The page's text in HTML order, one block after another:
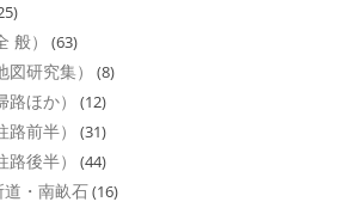
般） (63)
研究集） (8)
ほか） (12)
前半） (31)
後半） (44)
・南畝石(16)